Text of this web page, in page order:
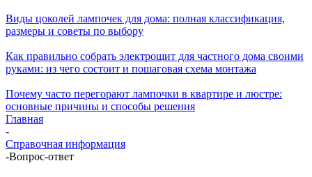
Виды цоколей лампочек для дома: полная классификация,
размеры и советы по выбору
Как правильно собрать электрощит для частного дома своими
руками: из чего состоит и пошаговая схема монтажа
Почему часто перегорают лампочки в квартире и люстре:
основные причины и способы решения
Главная
-
Справочная информация
-Вопрос-ответ